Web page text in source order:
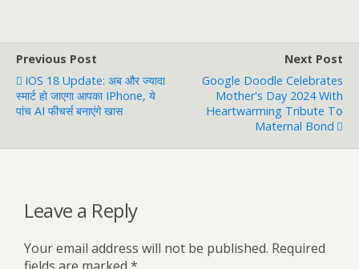
Previous Post
IOS 18 Update: अब और ज्यादा
स्मार्ट हो जाएगा आपका IPhone, ये
पांच AI फीचर्स बनाएंगे खास
Next Post
Google Doodle Celebrates
Mother's Day 2024 With
Heartwarming Tribute To
Maternal Bond
Leave a Reply
Your email address will not be published. Required